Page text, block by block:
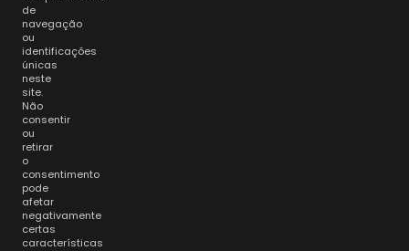
de
navegação
ou
identificações
únicas
neste
site.
Não
consentir
ou
retirar
o
consentimento
pode
afetar
negativamente
certas
características